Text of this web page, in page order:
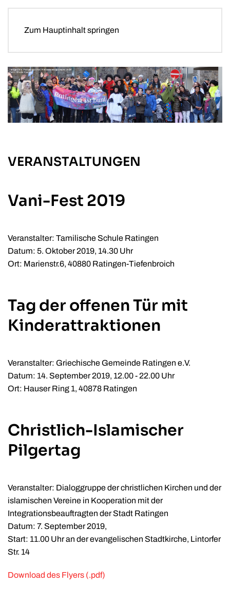
Zum Hauptinhalt springen
VERANSTALTUNGEN
Vani-Fest 2019
Veranstalter: Tamilische Schule Ratingen
Datum: 5. Oktober 2019, 14.30 Uhr
Ort: Marienstr.6, 40880 Ratingen-Tiefenbroich
Tag der offenen Tür mit
Kinderattraktionen
Veranstalter: Griechische Gemeinde Ratingen e.V.
Datum: 14. September 2019, 12.00 - 22.00 Uhr
Ort: Hauser Ring 1, 40878 Ratingen
Christlich-Islamischer
Pilgertag
Veranstalter: Dialoggruppe der christlichen Kirchen und der
islamischen Vereine in Kooperation mit der
Integrationsbeauftragten der Stadt Ratingen
Datum: 7. September 2019,
Start: 11.00 Uhr an der evangelischen Stadtkirche, Lintorfer
Str. 14
Download des Flyers (.pdf)